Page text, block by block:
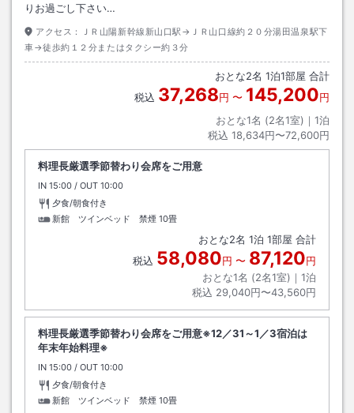
りお過ごし下さい…
アクセス：
ＪＲ山陽新幹線新山口駅→ＪＲ山口線約２０分湯田温泉駅下
車→徒歩約１２分またはタクシー約３分
おとな2名 1泊1部屋 合計
税込 37,268円 〜 145,200円
おとな1名 (2名1室)｜ 1泊
税込 18,634円〜72,600円
料理長厳選季節替わり会席をご用意
IN チェックイン
15:00 / OUT チェックアウト
10:00
夕食/朝食付き
新館 ツインベッド 禁煙 10畳
おとな2名 1泊 1部屋 合計
税込 58,080円 〜 87,120円
おとな1名 (2名1室)｜ 1泊
税込 29,040円〜43,560円
料理長厳選季節替わり会席をご用意※12／31～1／3宿泊は
年末年始料理※
IN チェックイン
15:00 / OUT チェックアウト
10:00
夕食/朝食付き
新館 ツインベッド 禁煙 10畳